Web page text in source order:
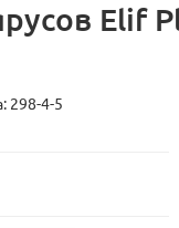
Elif
298-4-5